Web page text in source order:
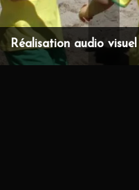
Réalisation audio